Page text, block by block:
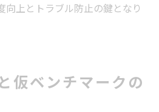
向上とトラブル防止の鍵となり
仮ベンチマークの